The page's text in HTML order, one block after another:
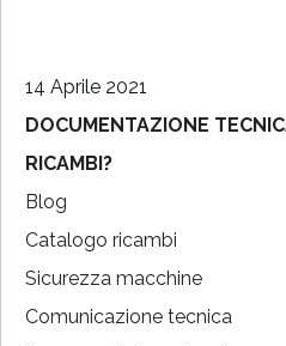
14 Aprile 2021
DOCUMENTAZIONE
RICAMBI?
Blog
Catalogo ricambi
Sicurezza macchine
Comunicazione tecnica